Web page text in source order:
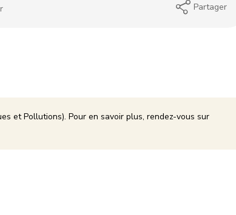
Partager
et Pollutions). Pour en savoir plus, rendez-vous sur